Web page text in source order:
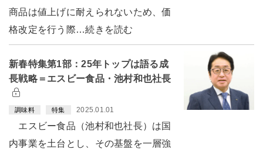
商品は値上げに耐えられないため、価
格改定を行う際…続きを読む
新春特集第1部：25年トップは語る成
長戦略＝エスビー食品・池村和也社長
調味料 特集 2025.01.01
エスビー食品（池村和也社長）は国
内事業を土台とし、その基盤を一層強